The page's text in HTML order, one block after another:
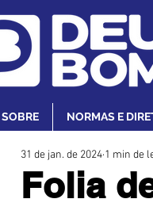
SOBRE NORMAS E
Folia
31 de jan. de 2024 1 min de